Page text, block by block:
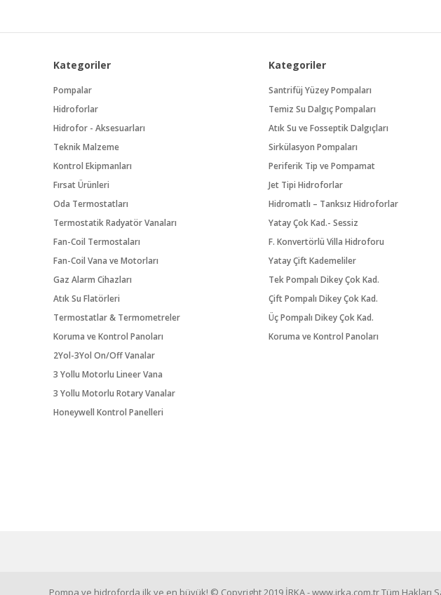
Kategoriler
Pompalar
Hidroforlar
Hidrofor - Aksesuarları
Teknik Malzeme
Kontrol Ekipmanları
Fırsat Ürünleri
Oda Termostatları
Termostatik Radyatör Vanaları
Fan-Coil Termostaları
Fan-Coil Vana ve Motorları
Gaz Alarm Cihazları
Atık Su Flatörleri
Termostatlar & Termometreler
Koruma ve Kontrol Panoları
2Yol-3Yol On/Off Vanalar
3 Yollu Motorlu Lineer Vana
3 Yollu Motorlu Rotary Vanalar
Honeywell Kontrol Panelleri
Kategoriler
Santrifüj Yüzey Pompaları
Temiz Su Dalgıç Pompaları
Atık Su ve Fosseptik Dalgıçları
Sirkülasyon Pompaları
Periferik Tip ve Pompamat
Jet Tipi Hidroforlar
Hidromatlı – Tanksız Hidroforlar
Yatay Çok Kad.- Sessiz
F. Konvertörlü Villa Hidroforu
Yatay Çift Kademeliler
Tek Pompalı Dikey Çok Kad.
Çift Pompalı Dikey Çok Kad.
Üç Pompalı Dikey Çok Kad.
Koruma ve Kontrol Panoları